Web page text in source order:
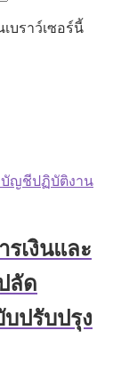
บราว์เซอร์นี้
เงินและ
ลัด
บปรับปรุง